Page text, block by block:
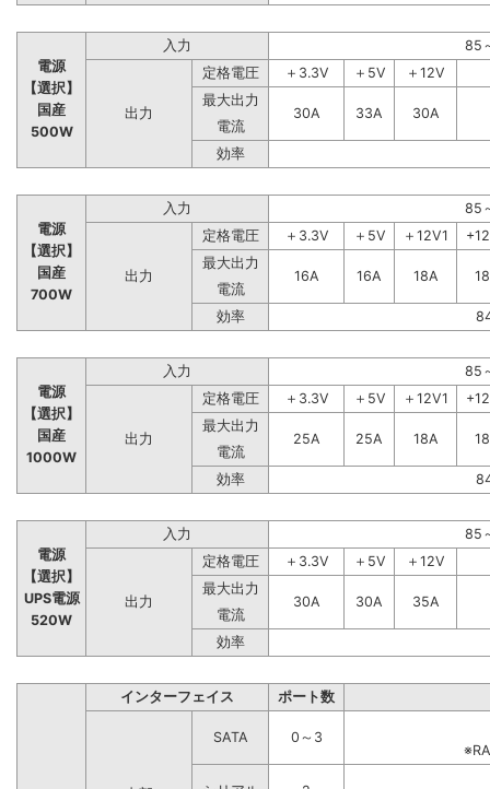
電源
【選択】
国産
500W
入力 85
出力
定格電圧 ＋3.3V ＋5V
＋12V
最大出力
30A
33A
30A
電流
効率
電源
【選択】
国産
700W
入力 85
出力
定格電圧 ＋3.3V ＋5V ＋12V1
最大出力
16A
16A 18A
電流
効率
電源
【選択】
国産
1000W
入力 85
出力
定格電圧 ＋3.3V ＋5V ＋12V1
最大出力
25A
25A 18A
電流
効率
電源
【選択】
UPS電源
520W
入力 85
出力
定格電圧 ＋3.3V ＋5V
＋12V
最大出力
30A
30A
35A
電流
効率
インターフェイス ポート数
SATA
0～3